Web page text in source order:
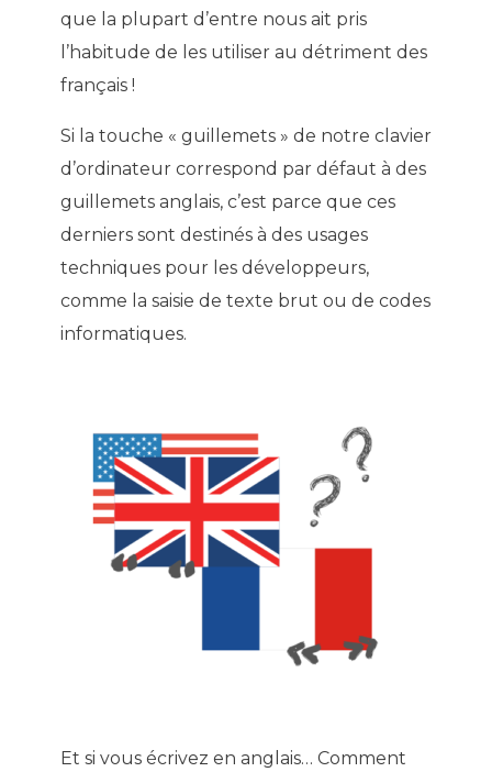
que la plupart d’entre nous ait pris
l’habitude de les utiliser au détriment des
français !
Si la touche « guillemets » de notre clavier
d’ordinateur correspond par défaut à des
guillemets anglais, c’est parce que ces
derniers sont destinés à des usages
techniques pour les développeurs,
comme la saisie de texte brut ou de codes
informatiques.
Et si vous écrivez en anglais… Comment